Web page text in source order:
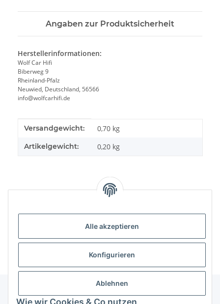
Alle akzeptieren
Konfigurieren
Ablehnen
Wie wir Cookies & Co nutzen
Angaben zur Produktsicherheit
Herstellerinformationen:
Wolf Car Hifi
Biberweg 9
Rheinland-Pfalz
Neuwied, Deutschland, 56566
info@wolfcarhifi.de
Produkteigenschaft
Wert
Versandgewicht: 0,70 kg
Artikelgewicht: 0,20 kg